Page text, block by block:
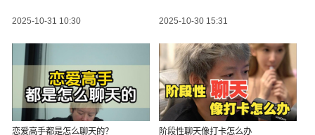
2025-10-31 10:30 2025-10-30 15:31
恋爱高手都是怎么聊天的？ 阶段性聊天像打卡怎么办